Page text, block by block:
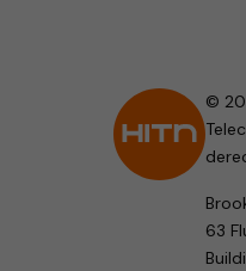
©
63